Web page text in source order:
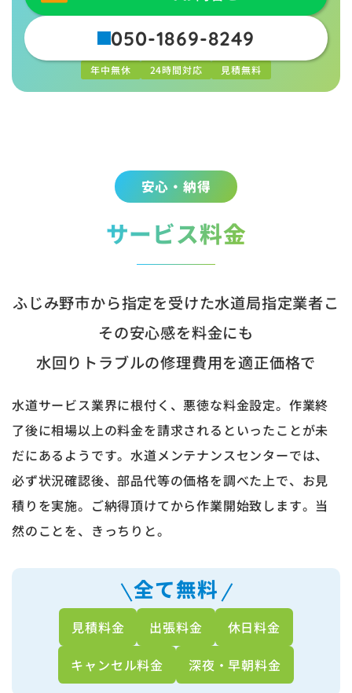
050-1869-8249
年中無休 24時間対応 見積無料
安心・納得
サービス料金
ふじみ野市から指定を受けた水道局指定業者こ
その安心感を料金にも
水回りトラブルの修理費用を適正価格で
水道サービス業界に根付く、悪徳な料金設定。作業終
了後に相場以上の料金を請求されるといったことが未
だにあるようです。水道メンテナンスセンターでは、
必ず状況確認後、部品代等の価格を調べた上で、お見
積りを実施。ご納得頂けてから作業開始致します。当
然のことを、きっちりと。
見積料金 出張料金
休日料金
キャンセル料金
深夜・早朝料金
全て無料